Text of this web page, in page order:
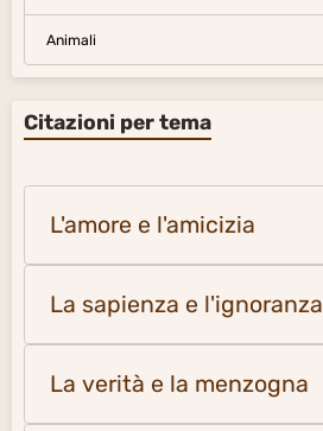
Animali
Citazioni per tema
L'amore e l'amicizia
La sapienza e l'ignoranza
La verità e la menzogna